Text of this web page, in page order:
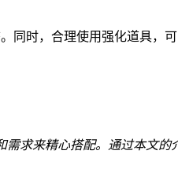
时，合理使用强化道具，可
求来精心搭配。通过本文